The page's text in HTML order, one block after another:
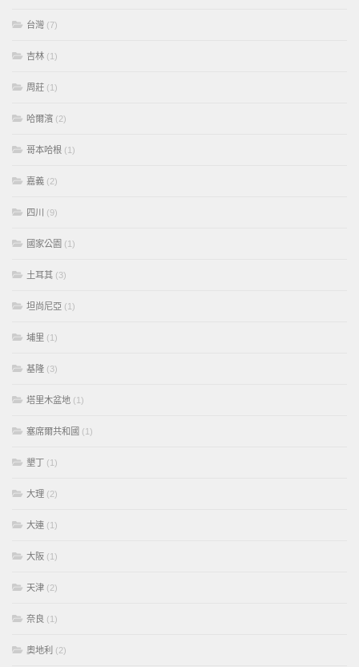
台灣 (7)
吉林 (1)
周莊 (1)
哈爾濱 (2)
哥本哈根 (1)
嘉義 (2)
四川 (9)
國家公園 (1)
土耳其 (3)
坦尚尼亞 (1)
埔里 (1)
基隆 (3)
塔里木盆地 (1)
塞席爾共和國 (1)
墾丁 (1)
大理 (2)
大連 (1)
大阪 (1)
天津 (2)
奈良 (1)
奧地利 (2)